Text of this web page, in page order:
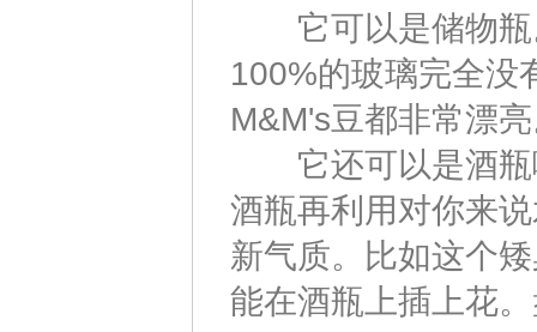
它可以是储物瓶
100%的玻璃完全没
M&M's豆都非常漂
它还可以是酒瓶
酒瓶再利用对你来
新气质。比如这个
能在酒瓶上插上花